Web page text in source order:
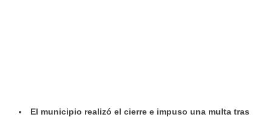
El municipio realizó el cierre e impuso una multa tras